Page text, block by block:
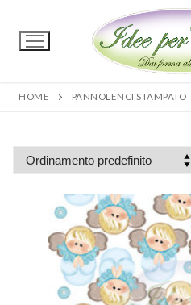
HOME PANNOLENCI STAMPATO